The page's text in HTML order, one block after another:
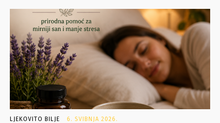
LJEKOVITO BILJE 6. SVIBNJA 2026.